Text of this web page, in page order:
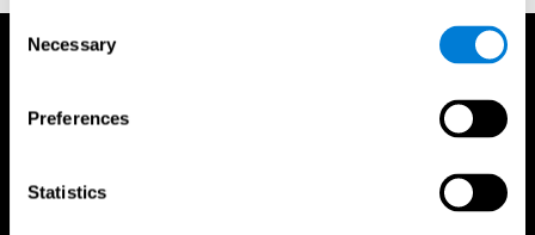
Selection
Necessary
Preferences
Statistics